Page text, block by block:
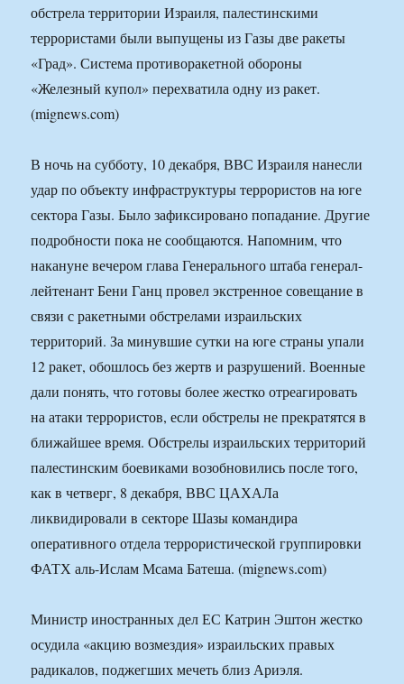
обстрела территории Израиля, палестинскими
террористами были выпущены из Газы две ракеты
«Град». Система противоракетной обороны
«Железный купол» перехватила одну из ракет.
(mignews.com)
В ночь на субботу, 10 декабря, ВВС Израиля нанесли
удар по объекту инфраструктуры террористов на юге
сектора Газы. Было зафиксировано попадание. Другие
подробности пока не сообщаются. Напомним, что
накануне вечером глава Генерального штаба генерал-
лейтенант Бени Ганц провел экстренное совещание в
связи с ракетными обстрелами израильских
территорий. За минувшие сутки на юге страны упали
12 ракет, обошлось без жертв и разрушений. Военные
дали понять, что готовы более жестко отреагировать
на атаки террористов, если обстрелы не прекратятся в
ближайшее время. Обстрелы израильских территорий
палестинским боевиками возобновились после того,
как в четверг, 8 декабря, ВВС ЦАХАЛа
ликвидировали в секторе Шазы командира
оперативного отдела террористической группировки
ФАТХ аль-Ислам Мсама Батеша. (mignews.com)
Министр иностранных дел ЕС Катрин Эштон жестко
осудила «акцию возмездия» израильских правых
радикалов, поджегших мечеть близ Ариэля.